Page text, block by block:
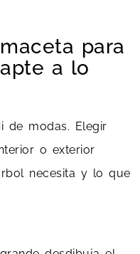
para
a lo
de modas. Elegir
o exterior
necesita y lo que